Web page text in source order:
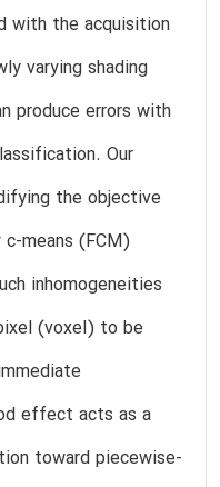
with the acquisition
varying shading
produce errors with
Our
the objective
means (FCM)
inhomogeneities
(voxel) to be
effect acts as a
toward piecewise-